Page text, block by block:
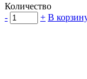
Количество
-
+ В